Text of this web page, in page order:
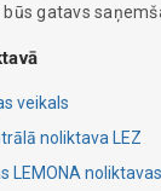
gatavs
veikals
noliktava LEZ
LEMONA noliktavas